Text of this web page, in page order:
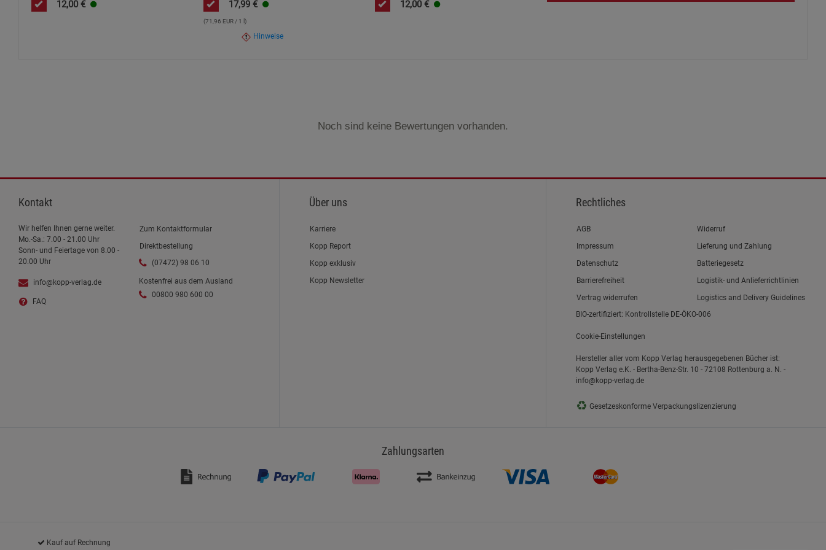
12,00 € 17,99 €
(71,96 EUR / 1 l)
Hinweise
12,00 €
Noch sind keine Bewertungen vorhanden.
Kontakt
Wir helfen Ihnen gerne weiter.
Mo.-Sa.: 7.00 - 21.00 Uhr
Sonn- und Feiertage von 8.00 -
20.00 Uhr
info@kopp-verlag.de
FAQ
Zum Kontaktformular
Direktbestellung
(07472) 98 06 10
Kostenfrei aus dem Ausland
00800 980 600 00
Über uns
Karriere
Kopp Report
Kopp exklusiv
Kopp Newsletter
Rechtliches
Link zum/zur
AGB
Link zum/zur
Impressum
Link zum/zur
Datenschutz
Link zum/zur
Barrierefreiheit
Vertrag widerrufen
Widerruf
Lieferung und Zahlung
Batteriegesetz
Logistik- und Anlieferrichtlinien
Logistics and Delivery Guidelines
BIO-zertifiziert: Kontrollstelle DE-ÖKO-006
Cookie-Einstellungen
Hersteller aller vom Kopp Verlag herausgegebenen Bücher ist:
Kopp Verlag e.K. - Bertha-Benz-Str. 10 - 72108 Rottenburg a. N. -
info@kopp-verlag.de
♻ Gesetzeskonforme Verpackungslizenzierung
Zahlungsarten
Kauf auf Rechnung
Cookie-Informationen